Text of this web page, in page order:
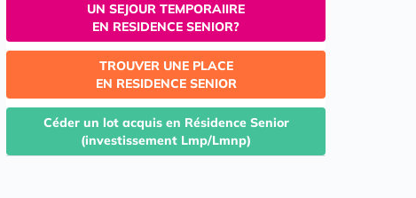
UN SEJOUR TEMPORAIIRE
EN RESIDENCE SENIOR?
TROUVER UNE PLACE
EN RESIDENCE SENIOR
Céder un lot acquis en Résidence Senior
(investissement Lmp/Lmnp)